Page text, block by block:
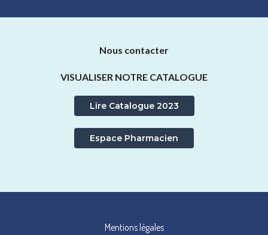
Nous contacter
VISUALISER NOTRE CATALOGUE
Lire Catalogue 2023
Espace Pharmacien
Mentions légales